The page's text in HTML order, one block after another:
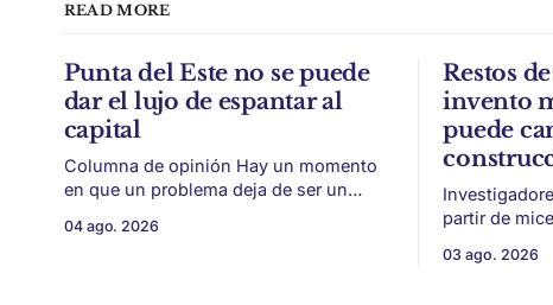
READ MORE
Punta del Este no se puede
dar el lujo de espantar al
capital
Columna de opinión Hay un momento
en que un problema deja de ser un
problema de país. Maldonado está en
04 ago. 2026
Restos
invento
puede
partir de
térmica y
03 ago. 2026